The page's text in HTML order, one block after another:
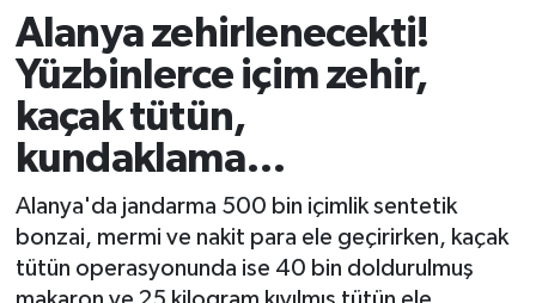
Alanya zehirlenecekti!
Yüzbinlerce içim zehir,
kaçak tütün,
kundaklama…
Alanya'da jandarma 500 bin içimlik sentetik
bonzai, mermi ve nakit para ele geçirirken, kaçak
tütün operasyonunda ise 40 bin doldurulmuş
Spor
Turizm
Ekonomi
Gazipaşa
Tüm Manşetler
Son Dakika Haberleri
Haber Arşivi